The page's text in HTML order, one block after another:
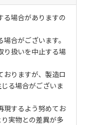
る場合がありますの
合がございます。
り扱いを中止する場
おりますが、製造ロ
る場合がございま
現するよう努めてお
実物との差異が多